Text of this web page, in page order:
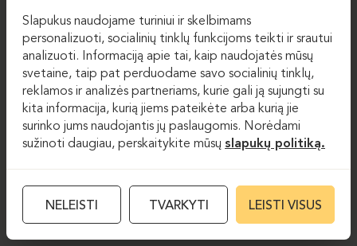
Slapukus naudojame turiniui ir skelbimams
personalizuoti, socialinių tinklų funkcijoms teikti ir srautui
analizuoti. Informaciją apie tai, kaip naudojatės mūsų
svetaine, taip pat perduodame savo socialinių tinklų,
reklamos ir analizės partneriams, kurie gali ją sujungti su
kita informacija, kurią jiems pateikėte arba kurią jie
surinko jums naudojantis jų paslaugomis. Norėdami
sužinoti daugiau, perskaitykite mūsų slapukų politiką.
NELEISTI TVARKYTI LEISTI VISUS